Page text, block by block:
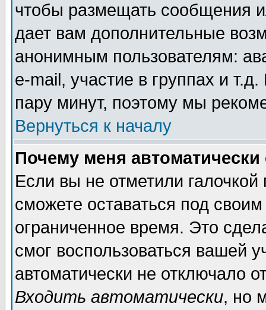
чтобы размещать сообщения
дает вам дополнительные
анонимным пользователям:
e-mail, участие в группах и
пару минут, поэтому мы
Вернуться к началу
Почему меня автоматически
Если вы не отметили галочкой
сможете оставаться под
ограниченное время. Это
смог воспользоваться вашей
автоматически не отключало
Входить автоматически, но